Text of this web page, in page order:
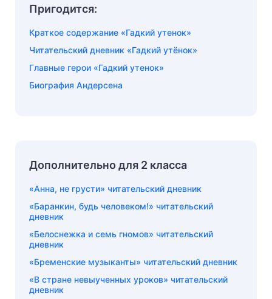
Пригодится:
Краткое содержание «Гадкий утенок»
Читательский дневник «Гадкий утёнок»
Главные герои «Гадкий утенок»
Биография Андерсена
Дополнительно для 2 класса
«Анна, не грусти» читательский дневник
«Баранкин, будь человеком!» читательский
дневник
«Белоснежка и семь гномов» читательский
дневник
«Бременские музыканты» читательский дневник
«В стране невыученных уроков» читательский
дневник